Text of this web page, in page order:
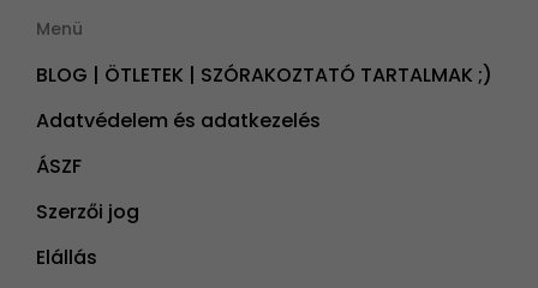
Menü
BLOG | ÖTLETEK | SZÓRAKOZTATÓ TARTALMAK ;)
Adatvédelem és adatkezelés
ÁSZF
Szerzői jog
Elállás